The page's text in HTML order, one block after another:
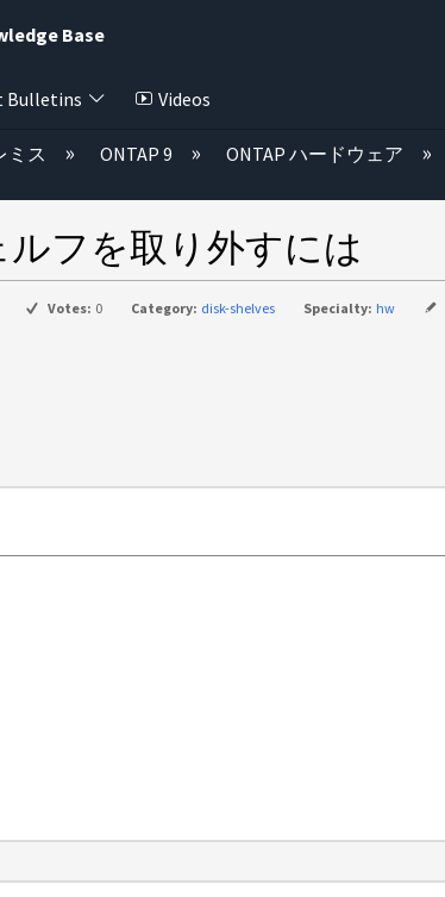
Base
Bulletins Videos
展開/折りたたむ
ミス ONTAP 9 ONTAP ハードウェア
ルフを取り外すには
Votes: 0 Category: disk-shelves Specialty: hw